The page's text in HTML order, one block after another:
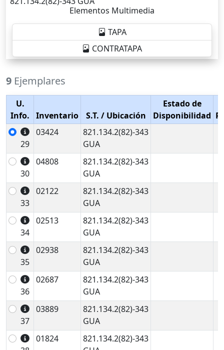
Elementos Multimedia
TAPA
CONTRATAPA
9 Ejemplares
U.
Info.
Inventario S.T. / Ubicación
Estado de
Disponibilidad
29
03424
821.134.2(82)-343
GUA
30
04808
821.134.2(82)-343
GUA
33
02122
821.134.2(82)-343
GUA
34
02513
821.134.2(82)-343
GUA
35
02938
821.134.2(82)-343
GUA
36
02687
821.134.2(82)-343
GUA
37
03889
821.134.2(82)-343
GUA
01824
821.134.2(82)-343